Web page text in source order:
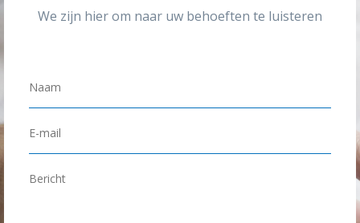
We zijn hier om naar uw behoeften te luisteren
N
a
a
m
*
E
-
m
B